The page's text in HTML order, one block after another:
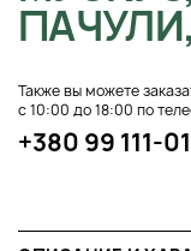
Также вы можете
с 10:00 до 18:00 по
+380 99 111-